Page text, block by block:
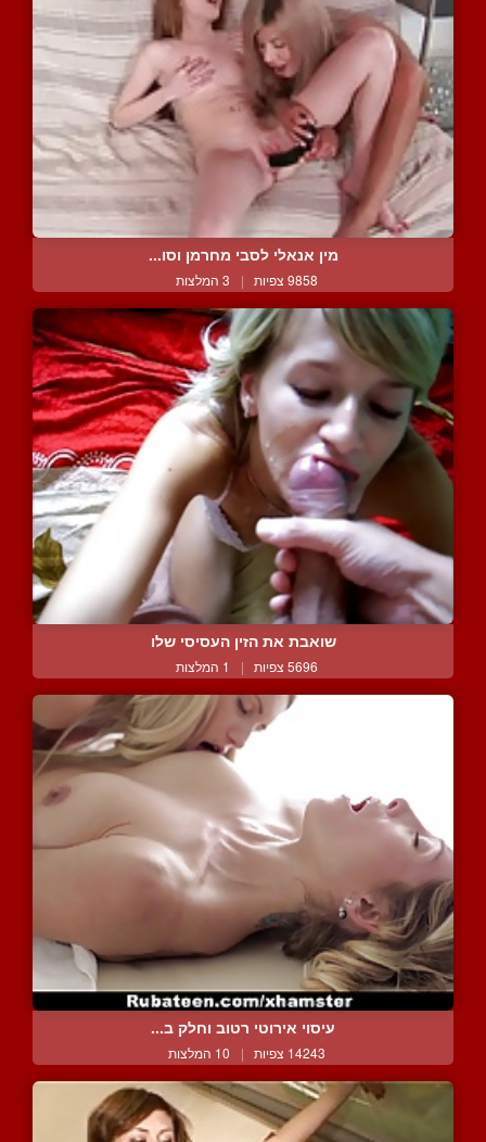
מין אנאלי לסבי מחרמן וסו...
9858 צפיות | 3 המלצות
שואבת את הזין העסיסי שלו
5696 צפיות | 1 המלצות
עיסוי אירוטי רטוב וחלק ב...
14243 צפיות | 10 המלצות